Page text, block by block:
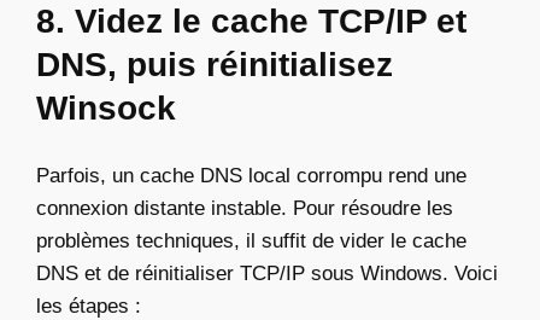
8. Videz le cache TCP/IP et
DNS, puis réinitialisez
Winsock
Parfois, un cache DNS local corrompu rend une
connexion distante instable. Pour résoudre les
problèmes techniques, il suffit de vider le cache
DNS et de réinitialiser TCP/IP sous Windows. Voici
les étapes :